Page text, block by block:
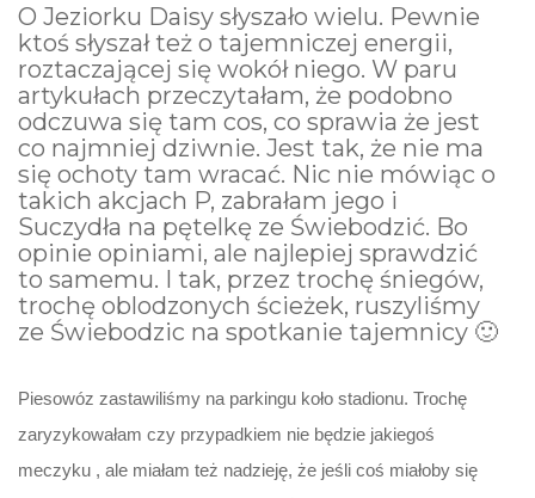
O Jeziorku Daisy słyszało wielu. Pewnie
ktoś słyszał też o tajemniczej energii,
roztaczającej się wokół niego. W paru
artykułach przeczytałam, że podobno
odczuwa się tam cos, co sprawia że jest
co najmniej dziwnie. Jest tak, że nie ma
się ochoty tam wracać. Nic nie mówiąc o
takich akcjach P, zabrałam jego i
Suczydła na pętelkę ze Świebodzić. Bo
opinie opiniami, ale najlepiej sprawdzić
to samemu. I tak, przez trochę śniegów,
trochę oblodzonych ścieżek, ruszyliśmy
ze Świebodzic na spotkanie tajemnicy 🙂
Piesowóz zastawiliśmy na parkingu koło stadionu. Trochę
zaryzykowałam czy przypadkiem nie będzie jakiegoś
meczyku , ale miałam też nadzieję, że jeśli coś miałoby się